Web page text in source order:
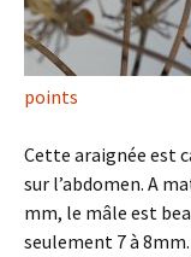
points
Cette araignée est
sur l’abdomen. A
mm, le mâle est
seulement 7 à